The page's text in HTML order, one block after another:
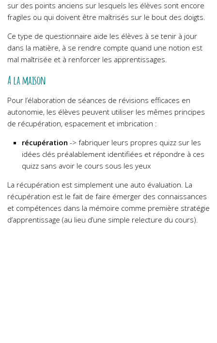
sur des points anciens sur lesquels les élèves sont encore
fragiles ou qui doivent être maîtrisés sur le bout des doigts.
Ce type de questionnaire aide les élèves à se tenir à jour
dans la matière, à se rendre compte quand une notion est
mal maîtrisée et à renforcer les apprentissages.
A la maison
Pour l’élaboration de séances de révisions efficaces en
autonomie, les élèves peuvent utiliser les mêmes principes
de récupération, espacement et imbrication :
récupération -> fabriquer leurs propres quizz sur les
idées clés préalablement identifiées et répondre à ces
quizz sans avoir le cours sous les yeux
La récupération est simplement une auto évaluation. La
récupération est le fait de faire émerger des connaissances
et compétences dans la mémoire comme première stratégie
d’apprentissage (au lieu d’une simple relecture du cours).